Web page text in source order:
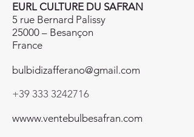
EURL CULTURE DU SAFRAN
5 rue Bernard Palissy
25000 – Besançon
France
bulbidizafferano@gmail.com
+39 333 3242716
wwww.ventebulbesafran.com